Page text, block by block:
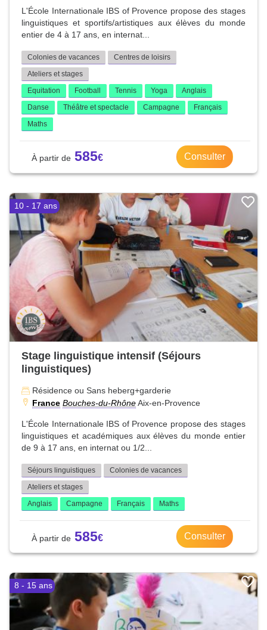
L'École Internationale IBS of Provence propose des stages
linguistiques et sportifs/artistiques aux élèves du monde
entier de 4 à 17 ans, en internat...
Colonies de vacances
Centres de loisirs
Ateliers et stages
Equitation
Football Tennis Yoga
Anglais
Danse
Théâtre et spectacle Campagne
Français
Maths
585 Consulter
10 - 17 ans
Stage linguistique intensif (Séjours
linguistiques)
Résidence ou Sans heberg+garderie
France Bouches-du-RhôneAix-en-Provence
L'École Internationale IBS of Provence propose des stages
linguistiques et académiques aux élèves du monde entier
de 9 à 17 ans, en internat ou 1/2...
Séjours linguistiques
Colonies de vacances
Ateliers et stages
Anglais
Campagne Français Maths
585 Consulter
8 - 15 ans